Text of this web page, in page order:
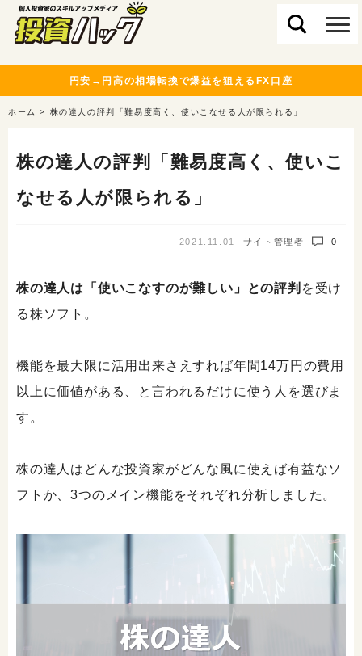
円安→円高の相場転換で爆益を狙えるFX口座
ホーム > 株の達人の評判「難易度高く、使いこなせる人が限られる」
株の達人の評判「難易度高く、使いこ
なせる人が限られる」
2021.11.01 サイト管理者 0
株の達人は「使いこなすのが難しい」との評判 を受け
る株ソフト。
機能を最大限に活用出来さえすれば年間14万円の費用
以上に価値がある、と言われるだけに使う人を選びま
す。
株の達人はどんな投資家がどんな風に使えば有益なソ
フトか、3つのメイン機能をそれぞれ分析しました。